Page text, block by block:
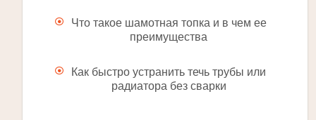
Что такое шамотная топка и в чем ее
преимущества
Как быстро устранить течь трубы или
радиатора без сварки